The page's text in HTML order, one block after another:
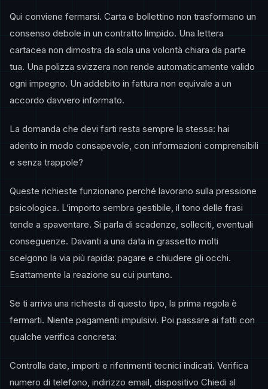
Qui conviene fermarsi. Carta e bollettino non trasformano un
consenso debole in un contratto limpido. Una lettera
cartacea non dimostra da sola una volontà chiara da parte
tua. Una polizza svizzera non rende automaticamente valido
ogni impegno. Un addebito in fattura non equivale a un
accordo davvero informato.
La domanda che devi farti resta sempre la stessa: hai
aderito in modo consapevole, con informazioni comprensibili
e senza trappole?
Queste richieste funzionano perché lavorano sulla pressione
psicologica. L’importo sembra gestibile, il tono delle frasi
tende a spaventare. Si parla di scadenze, solleciti, eventuali
conseguenze. Davanti a una data in grassetto molti
scelgono la via più rapida: pagare e chiudere gli occhi.
Esattamente la reazione su cui puntano.
Se ti arriva una richiesta di questo tipo, la prima regola è
fermarti. Niente pagamenti impulsivi. Poi passare ai fatti con
qualche verifica concreta:
Controlla date, importi e riferimenti tecnici indicati. Verifica
numero di telefono, indirizzo email, dispositivo Chiedi al